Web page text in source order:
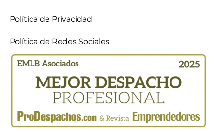
Política de Privacidad
Política de Redes Sociales